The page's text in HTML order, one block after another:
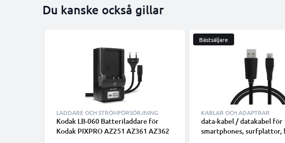
Du kanske också gillar
LADDARE OCH STRÖMFÖRSÖRJNING
Kodak LB-060 Batteriladdare för
Kodak PIXPRO AZ251 AZ361 AZ362
Bästsäljare
KABLAR OCH ADAPTRAR
data-kabel / datakabel för
smartphones, surfplattor,